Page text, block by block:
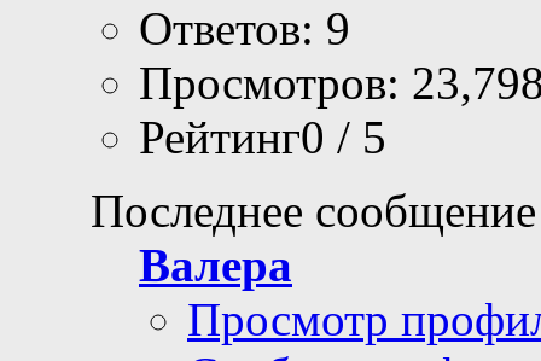
Ответов: 9
Просмотров:
Рейтинг0 / 5
Последнее
Валера
Просмотр